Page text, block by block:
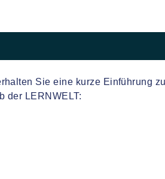
Sie eine kurze Einführung
der LERNWELT: